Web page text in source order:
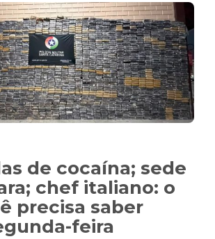
de cocaína; sede
chef italiano: o
precisa saber
feira